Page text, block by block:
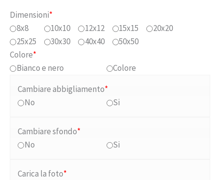
*
Dimensioni
8x8
10x10 12x12 15x15
20x20
25x25
30x30 40x40
50x50
*
Colore
Bianco e nero
Colore
*
Cambiare abbigliamento
No
Si
*
Cambiare sfondo
No
Si
*
Carica la foto